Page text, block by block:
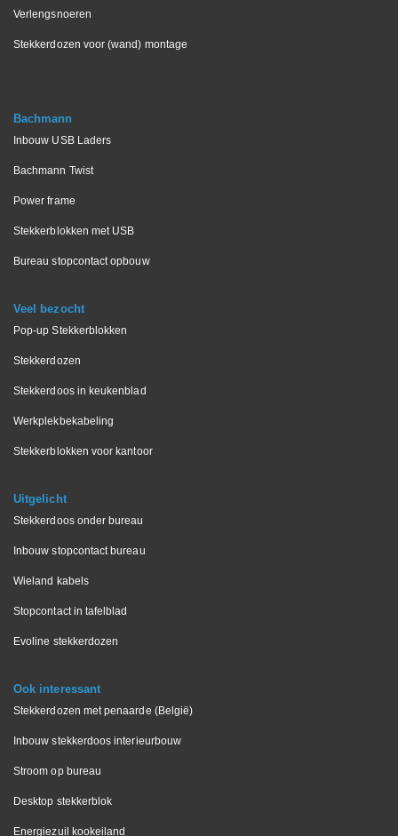
Verlengsnoeren
Stekkerdozen voor (wand) montage
Bachmann
Inbouw USB Laders
Bachmann Twist
Power frame
Stekkerblokken met USB
Bureau stopcontact opbouw
Veel bezocht
Pop-up Stekkerblokken
Stekkerdozen
Stekkerdoos in keukenblad
Werkplekbekabeling
Stekkerblokken voor kantoor
Uitgelicht
Stekkerdoos onder bureau
Inbouw stopcontact bureau
Wieland kabels
Stopcontact in tafelblad
Evoline stekkerdozen
Ook interessant
Stekkerdozen met penaarde (België)
Inbouw stekkerdoos interieurbouw
Stroom op bureau
Desktop stekkerblok
Energiezuil kookeiland